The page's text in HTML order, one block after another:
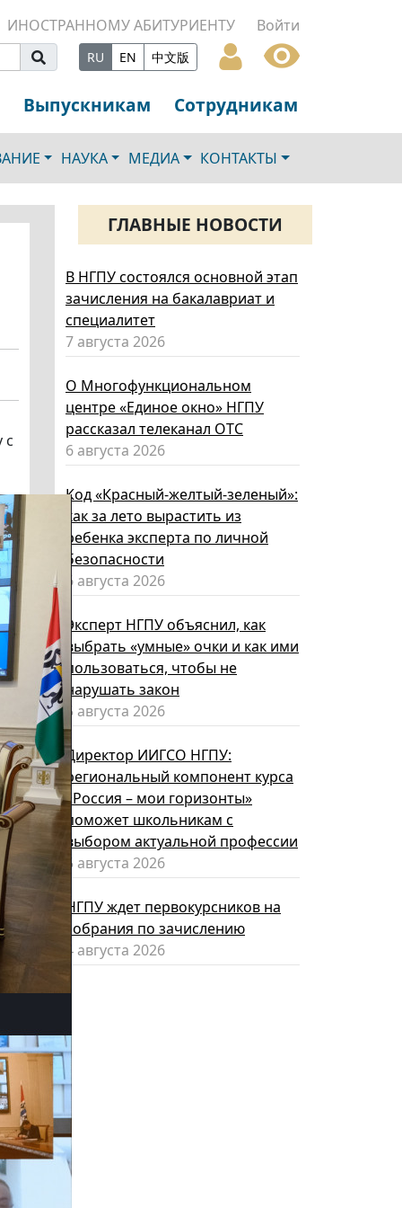
ИНОСТРАННОМУ АБИТУРИЕНТУ Войти
RU EN 中文版
Выпускникам Сотрудникам
НАУКА МЕДИА КОНТАКТЫ
с
ГЛАВНЫЕ НОВОСТИ
В НГПУ состоялся основной этап
зачисления на бакалавриат и
специалитет
7 августа 2026
О Многофункциональном
центре «Единое окно» НГПУ
рассказал телеканал ОТС
6 августа 2026
Код «Красный-желтый-зеленый»:
как за лето вырастить из
ребенка эксперта по личной
безопасности
6 августа 2026
Эксперт НГПУ объяснил, как
выбрать «умные» очки и как ими
пользоваться, чтобы не
нарушать закон
5 августа 2026
Директор ИИГСО НГПУ:
региональный компонент курса
«Россия – мои горизонты»
поможет школьникам с
выбором актуальной профессии
5 августа 2026
НГПУ ждет первокурсников на
собрания по зачислению
4 августа 2026